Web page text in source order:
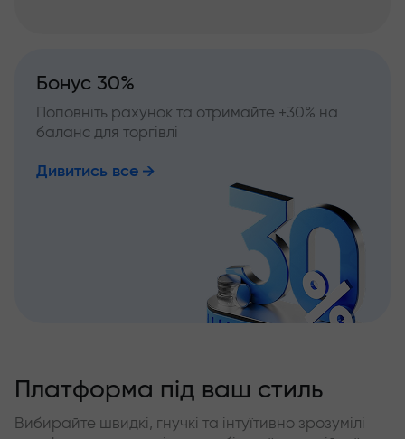
Бонус 30%
Поповніть рахунок та отримайте +30% на
баланс для торгівлі
Дивитись все
Платформа під ваш стиль
Вибирайте швидкі, гнучкі та інтуїтивно зрозумілі